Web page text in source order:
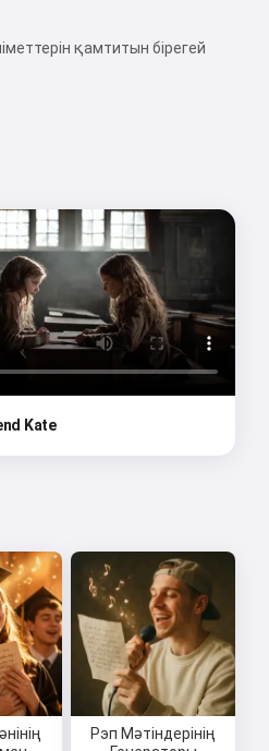
қамтитын бірегей
Kate
Рэп Мәтіндерінің